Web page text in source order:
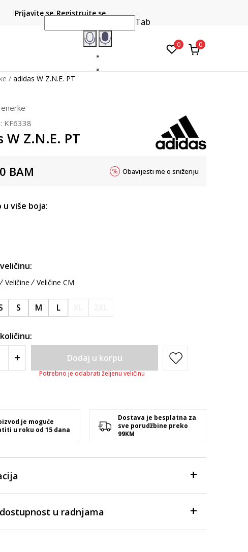
Platite karticom online i preuzmite u prodavnici po vašem
Prijavite se Registrujte se
Tab
0 0
adidas W Z.N.E. PT
KF6338
W Z.N.E. PT
BAM Obavijesti me o sniženju
u više boja:
Veličine Veličine CM
S M L
Dodaj u korpu
Potrebno je odabrati željenu veličinu
je moguće
u roku od 15 dana
Dostava je besplatna za
sve porudžbine preko
99KM
u radnjama